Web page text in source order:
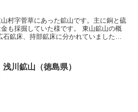
村字菅草にあった鉱山です。主に銅と硫
していた様です。 東山鉱山の概
鉱床、持部鉱床に分かれていました。
浅川鉱山（徳島県）